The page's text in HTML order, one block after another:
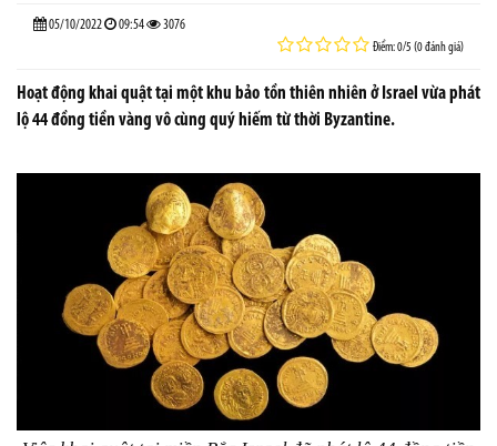
05/10/2022 09:54 3076
Điểm: 0/5 (0 đánh giá)
Hoạt động khai quật tại một khu bảo tồn thiên nhiên ở Israel vừa phát
lộ 44 đồng tiền vàng vô cùng quý hiếm từ thời Byzantine.